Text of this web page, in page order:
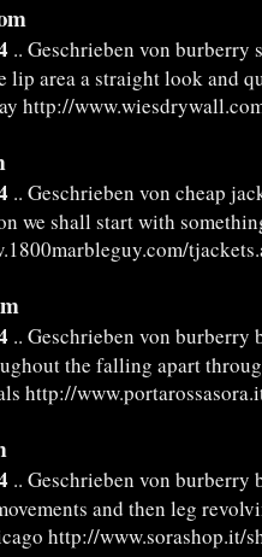
.. Geschrieben von burberry
lip area a straight look and
http://
.. Geschrieben von cheap
we shall start with
.. Geschrieben von burberry
the falling apart
http://
.. Geschrieben von
and then leg
http://www.sorashop.it/